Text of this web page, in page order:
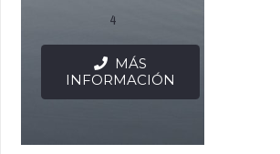
4
MÁS
INFORMACIÓN